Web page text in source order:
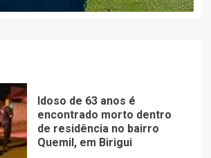
Idoso de 63 anos é
encontrado morto dentro
de residência no bairro
Quemil, em Birigui